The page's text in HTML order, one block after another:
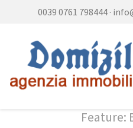
0039 0761 798444 ·
Feature: